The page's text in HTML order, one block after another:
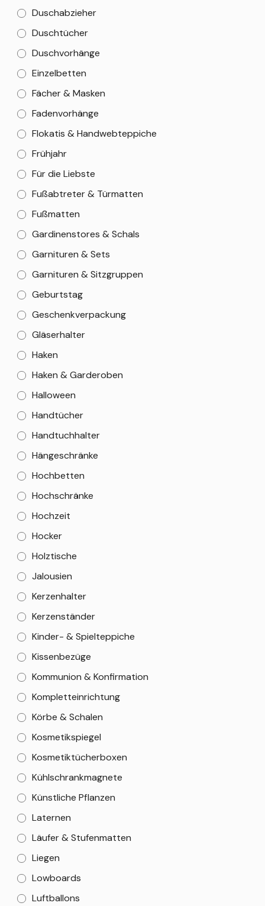
Duschabzieher
Duschtücher
Duschvorhänge
Einzelbetten
Fächer & Masken
Fadenvorhänge
Flokatis & Handwebteppiche
Frühjahr
Für die Liebste
Fußabtreter & Türmatten
Fußmatten
Gardinenstores & Schals
Garnituren & Sets
Garnituren & Sitzgruppen
Geburtstag
Geschenkverpackung
Gläserhalter
Haken
Haken & Garderoben
Halloween
Handtücher
Handtuchhalter
Hängeschränke
Hochbetten
Hochschränke
Hochzeit
Hocker
Holztische
Jalousien
Kerzenhalter
Kerzenständer
Kinder- & Spielteppiche
Kissenbezüge
Kommunion & Konfirmation
Kompletteinrichtung
Körbe & Schalen
Kosmetikspiegel
Kosmetiktücherboxen
Kühlschrankmagnete
Künstliche Pflanzen
Laternen
Läufer & Stufenmatten
Liegen
Lowboards
Luftballons